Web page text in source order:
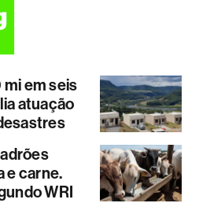
em seis
atuação
e carne.
WRI